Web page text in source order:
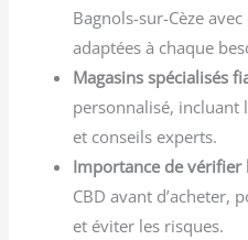
Bagnols-sur-Cèze
adaptées à chaque
Magasins spécialisés
personnalisé, incluant
et conseils experts.
Importance de vérifier
CBD avant d’acheter,
et éviter les risques.